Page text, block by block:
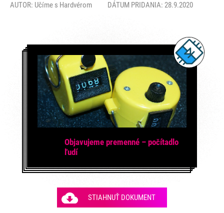
AUTOR: Učíme s Hardvérom DÁTUM PRIDANIA: 28.9.2020
Objavujeme premenné – počítadlo
ľudí
STIAHNUŤ DOKUMENT